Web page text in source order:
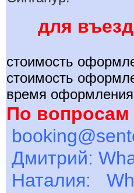
для
стоимость
стоимость
время
По
Дмитрий:
Наталия: